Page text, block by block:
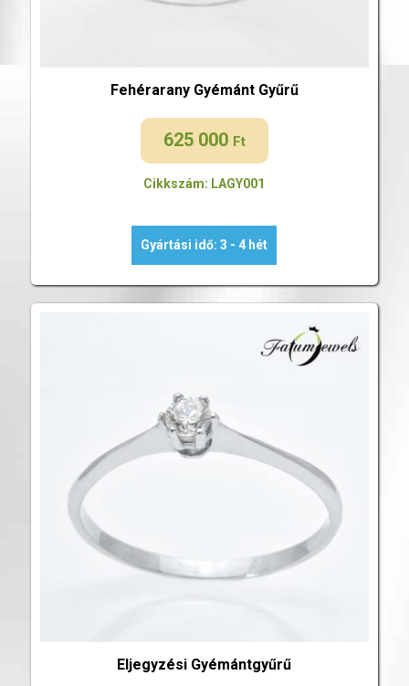
Fehérarany Gyémánt Gyűrű
625 000 Ft
Cikkszám: LAGY001
Gyártási idő: 3 - 4 hét
Eljegyzési Gyémántgyűrű